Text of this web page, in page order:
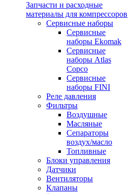
Запчасти и расходные
материалы для компрессоров
Cервисные наборы
Сервисные
наборы Ekomak
Cервисные
наборы Atlas
Copco
Сервисные
наборы FINI
Реле давления
Фильтры
Воздушные
Масляные
Сепараторы
воздух/масло
Топливные
Блоки управления
Датчики
Вентиляторы
Клапаны